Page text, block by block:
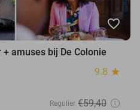
favorite_border
amuses bij De Colonie
9.8 star
Regulier €59,40